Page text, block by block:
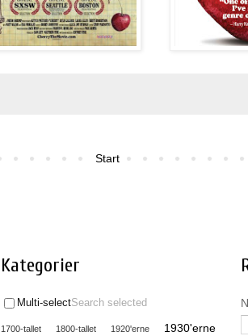
Start
Kategorier
Multi-selectSearch selected
1700-tallet 1800-tallet 1920'erne 1930'erne